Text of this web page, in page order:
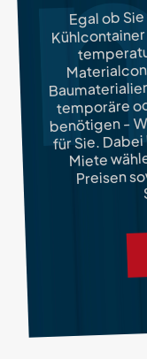
Egal ob
temporäre
benötigen -
für Sie.
Miete
Preisen